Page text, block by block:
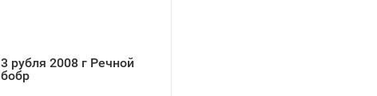
3 рубля 2008 г Речной
бобр